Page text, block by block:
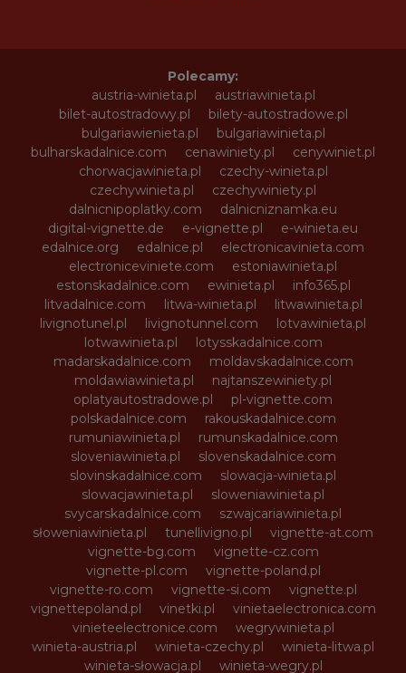
Polecamy:
austria-winieta.pl
austriawinieta.pl
bilet-autostradowy.pl
bilety-autostradowe.pl
bulgariawienieta.pl
bulgariawinieta.pl
bulharskadalnice.com
cenawiniety.pl
cenywiniet.pl
chorwacjawinieta.pl
czechy-winieta.pl
czechywinieta.pl
czechywiniety.pl
dalnicnipoplatky.com
dalnicniznamka.eu
digital-vignette.de
e-vignette.pl
e-winieta.eu
edalnice.org
edalnice.pl
electronicavinieta.com
electroniceviniete.com
estoniawinieta.pl
estonskadalnice.com
ewinieta.pl
info365.pl
litvadalnice.com
litwa-winieta.pl
litwawinieta.pl
livignotunel.pl
livignotunnel.com
lotvawinieta.pl
lotwawinieta.pl
lotysskadalnice.com
madarskadalnice.com
moldavskadalnice.com
moldawiawinieta.pl
najtanszewiniety.pl
oplatyautostradowe.pl
pl-vignette.com
polskadalnice.com
rakouskadalnice.com
rumuniawinieta.pl
rumunskadalnice.com
sloveniawinieta.pl
slovenskadalnice.com
slovinskadalnice.com
slowacja-winieta.pl
slowacjawinieta.pl
sloweniawinieta.pl
svycarskadalnice.com
szwajcariawinieta.pl
słoweniawinieta.pl
tunellivigno.pl
vignette-at.com
vignette-bg.com
vignette-cz.com
vignette-pl.com
vignette-poland.pl
vignette-ro.com
vignette-si.com
vignette.pl
vignettepoland.pl
vinetki.pl
vinietaelectronica.com
vinieteelectronice.com
wegrywinieta.pl
winieta-austria.pl
winieta-czechy.pl
winieta-litwa.pl
winieta-słowacja.pl
winieta-wegry.pl